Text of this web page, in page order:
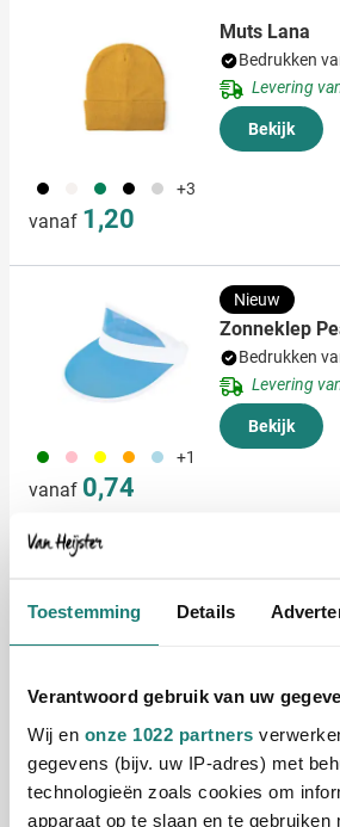
Toestemming Details
Verantwoord gebruik van uw
Wij en onze 1022 partners
gegevens (bijv. uw IP-adres) met
technologieën zoals cookies om
apparaat op te slaan en te gebruiken
001 004 005 027 +3
vanaf 1,20
Muts Lana
Bedrukken
Levering
Bekijk
004 017 006 007 018 +1
vanaf 0,74
Nieuw
Zonneklep
Bedrukken
Levering
Bekijk
vanaf 2,00
Levering